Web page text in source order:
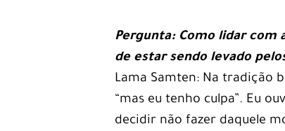
Pergunta: Como lidar com
de estar sendo levado
Lama Samten: Na tradição
“mas eu tenho culpa”. Eu
decidir não fazer daquele